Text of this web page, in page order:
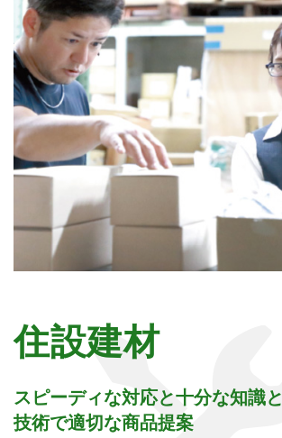
住設建材
スピーディな対応と十分な知識と
技術で適切な商品提案